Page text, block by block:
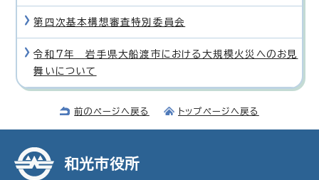
第四次基本構想審査特別委員会
令和7年 岩手県大船渡市における大規模火災へのお見
舞いについて
前のページへ戻る トップページへ戻る
和光市役所